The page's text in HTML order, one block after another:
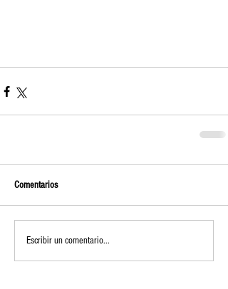
Comentarios
Escribir un comentario...